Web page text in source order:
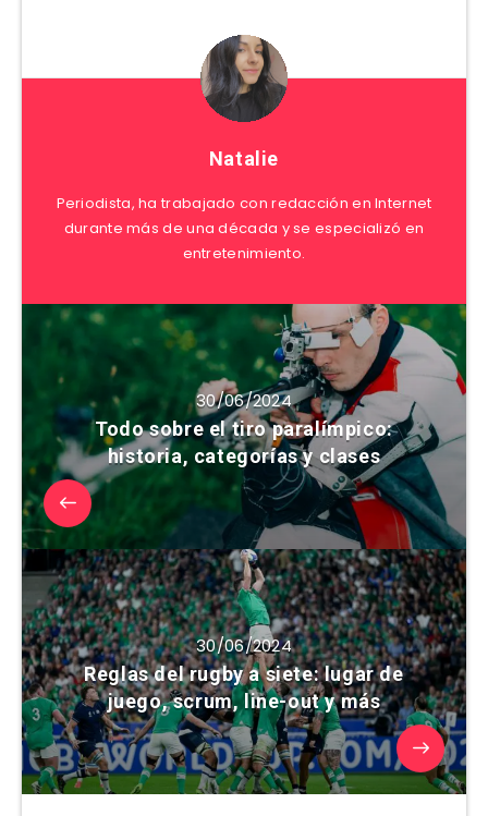
Natalie
Periodista, ha trabajado con redacción en Internet
durante más de una década y se especializó en
entretenimiento.
30/06/2024
Todo sobre el tiro paralímpico:
historia, categorías y clases
30/06/2024
Reglas del rugby a siete: lugar de
juego, scrum, line-out y más